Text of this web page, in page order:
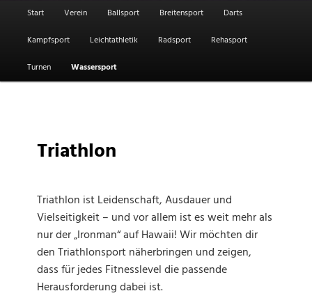
Hauptmenü
Start Verein Ballsport Breitensport
Darts
Kampfsport
Leichtathletik Radsport
Rehasport
Turnen
Wassersport
Triathlon
Triathlon ist Leidenschaft, Ausdauer und
Vielseitigkeit – und vor allem ist es weit mehr als
nur der „Ironman“ auf Hawaii! Wir möchten dir
den Triathlonsport näherbringen und zeigen,
dass für jedes Fitnesslevel die passende
Herausforderung dabei ist.